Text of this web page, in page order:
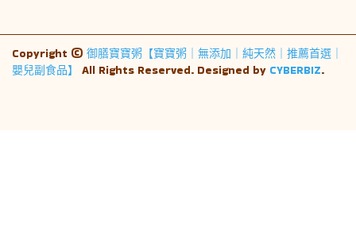
Copyright © 御膳寶寶粥【寶寶粥｜無添加｜純天然｜推薦首選｜
嬰兒副食品】
All Rights Reserved. Designed by CYBERBIZ.